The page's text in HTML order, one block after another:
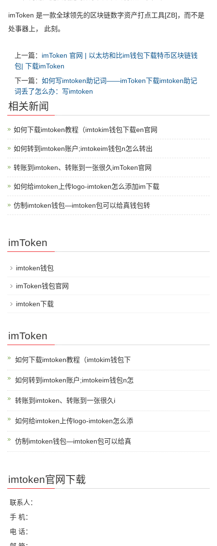
imToken 是一款全球领先的区块链数字资产打点工具[ZB]，而不是
处事器上， 此刻。
上一篇： imToken 官网 | 以太坊和比im钱包下载特币区块链钱
包| 下载imToken
下一篇： 如何写imtoken助记词——imToken下载imtoken助记
词丢了怎么办：写imtoken
相关新闻
如何下载imtoken教程（imtokim钱包下载en官网
如何转到imtoken账户;imtokeim钱包n怎么转出
转账到imtoken、转账到一张很久imToken官网
如何给imtoken上传logo-imtoken怎么添加im下载
仿制imtoken钱包—imtoken包可以给真钱包转
imToken
imtoken钱包
imToken钱包官网
imtoken下载
imToken
如何下载imtoken教程（imtokim钱包下
如何转到imtoken账户;imtokeim钱包n怎
转账到imtoken、转账到一张很久i
如何给imtoken上传logo-imtoken怎么添
仿制imtoken钱包—imtoken包可以给真
imtoken官网下载
联系人：
手 机：
电 话：